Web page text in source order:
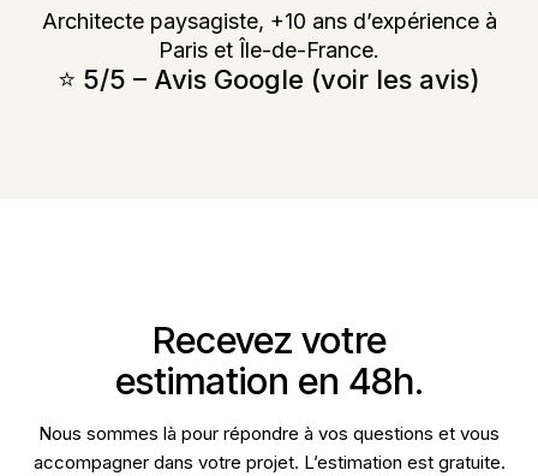
Architecte paysagiste, +10 ans d’expérience à
Paris et Île-de-France.
⭐️ 5/5 – Avis Google (voir les avis)
Recevez votre
estimation en 48h.
Nous sommes là pour répondre à vos questions et vous
accompagner dans votre projet. L’estimation est gratuite.